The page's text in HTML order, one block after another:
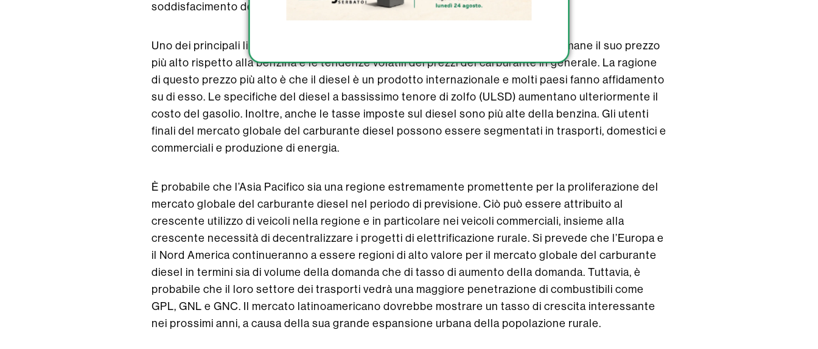
soddisfacimento del proprio fabbisogno energetico nazionale.
Uno dei principali limiti che agiscono sul mercato globale del carburante diesel rimane il suo prezzo
più alto rispetto alla benzina e le tendenze volatili dei prezzi del carburante in generale. La ragione
di questo prezzo più alto è che il diesel è un prodotto internazionale e molti paesi fanno affidamento
su di esso. Le specifiche del diesel a bassissimo tenore di zolfo (ULSD) aumentano ulteriormente il
costo del gasolio. Inoltre, anche le tasse imposte sul diesel sono più alte della benzina. Gli utenti
finali del mercato globale del carburante diesel possono essere segmentati in trasporti, domestici e
commerciali e produzione di energia.
È probabile che l’Asia Pacifico sia una regione estremamente promettente per la proliferazione del
mercato globale del carburante diesel nel periodo di previsione. Ciò può essere attribuito al
crescente utilizzo di veicoli nella regione e in particolare nei veicoli commerciali, insieme alla
crescente necessità di decentralizzare i progetti di elettrificazione rurale. Si prevede che l’Europa e
il Nord America continueranno a essere regioni di alto valore per il mercato globale del carburante
diesel in termini sia di volume della domanda che di tasso di aumento della domanda. Tuttavia, è
probabile che il loro settore dei trasporti vedrà una maggiore penetrazione di combustibili come
GPL, GNL e GNC. Il mercato latinoamericano dovrebbe mostrare un tasso di crescita interessante
nei prossimi anni, a causa della sua grande espansione urbana della popolazione rurale.